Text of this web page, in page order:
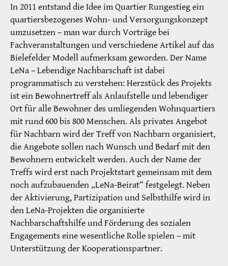
In 2011 entstand die Idee im Quartier Rungestieg ein
quartiersbezogenes Wohn- und Versorgungskonzept
umzusetzen – man war durch Vorträge bei
Fachveranstaltungen und verschiedene Artikel auf das
Bielefelder Modell aufmerksam geworden. Der Name
LeNa – Lebendige Nachbarschaft ist dabei
programmatisch zu verstehen: Herzstück des Projekts
ist ein Bewohnertreff als Anlaufstelle und lebendiger
Ort für alle Bewohner des umliegenden Wohnquartiers
mit rund 600 bis 800 Menschen. Als privates Angebot
für Nachbarn wird der Treff von Nachbarn organisiert,
die Angebote sollen nach Wunsch und Bedarf mit den
Bewohnern entwickelt werden. Auch der Name der
Treffs wird erst nach Projektstart gemeinsam mit dem
noch aufzubauenden „LeNa-Beirat“ festgelegt. Neben
der Aktivierung, Partizipation und Selbsthilfe wird in
den LeNa-Projekten die organisierte
Nachbarschaftshilfe und Förderung des sozialen
Engagements eine wesentliche Rolle spielen – mit
Unterstützung der Kooperationspartner.